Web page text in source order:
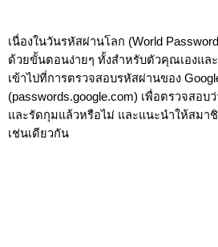
เนื่องในวันรหัสผ่านโลก (World
ด้วยขั้นตอนง่ายๆ ทั้งสำหรับตัวคุณเองแล
เข้าไปที่การตรวจสอบรหัสผ่านของ
(passwords.google.com) เพื่อตรวจสอ
และรัดกุมแล้วหรือไม่ และแนะนำให้สม
เช่นเดียวกัน